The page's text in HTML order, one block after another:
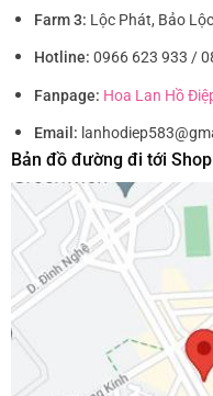
Farm 3: Lộc Phát, Bảo
Hotline: 0966 623 933 /
Fanpage: Hoa Lan Hồ
Email:
Bản đồ đường đi tới Shop